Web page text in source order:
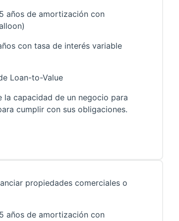
años de amortización con
con tasa de interés variable
Loan-to-Value
la capacidad de un negocio para
cumplir con sus obligaciones.
propiedades comerciales o
años de amortización con